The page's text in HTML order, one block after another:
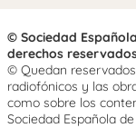
© Sociedad
derechos
© Quedan
radiofónicos y las
como sobre los
Sociedad Española